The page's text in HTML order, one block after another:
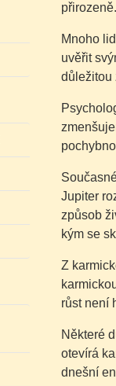
Mnoho
uvěřit
důležitou
Jupiter
způsob
kým se
Z
růst není
Některé
otevírá
dnešní